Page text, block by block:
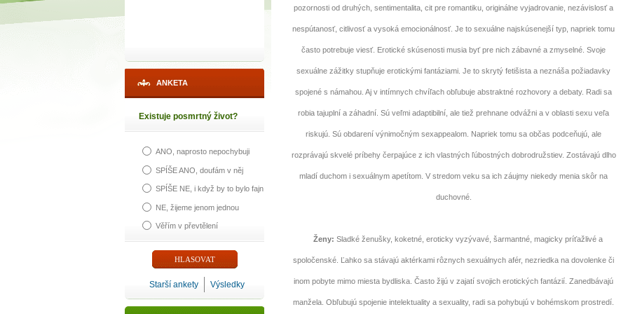
ANKETA
Existuje posmrtný život?
ANO, naprosto nepochybuji
SPÍŠE ANO, doufám v něj
SPÍŠE NE, i když by to bylo fajn
NE, žijeme jenom jednou
Věřím v převtělení
Starší ankety Výsledky
pozornosti od druhých, sentimentalita, cit pre romantiku, originálne vyjadrovanie, nezávislosť a
nespútanosť, citlivosť a vysoká emocionálnosť. Je to sexuálne najskúsenejší typ, napriek tomu
často potrebuje viesť. Erotické skúsenosti musia byť pre nich zábavné a zmyselné. Svoje
sexuálne zážitky stupňuje erotickými fantáziami. Je to skrytý fetišista a neznáša požiadavky
spojené s námahou. Aj v intímnych chvíľach obľubuje abstraktné rozhovory a debaty. Radi sa
robia tajuplní a záhadní. Sú veľmi adaptibilní, ale tiež prehnane odvážni a v oblasti sexu veľa
riskujú. Sú obdarení výnimočným sexappealom. Napriek tomu sa občas podceňujú, ale
rozprávajú skvelé príbehy čerpajúce z ich vlastných ľúbostných dobrodružstiev. Zostávajú dlho
mladí duchom i sexuálnym apetítom. V stredom veku sa ich záujmy niekedy menia skôr na
duchovné.
Ženy: Sladké ženušky, koketné, eroticky vyzývavé, šarmantné, magicky príťažlivé a
spoločenské. Ľahko sa stávajú aktérkami rôznych sexuálnych afér, nezriedka na dovolenke či
inom pobyte mimo miesta bydliska. Často žijú v zajatí svojich erotických fantázií. Zanedbávajú
manžela. Obľubujú spojenie intelektuality a sexuality, radi sa pohybujú v bohémskom prostredí.